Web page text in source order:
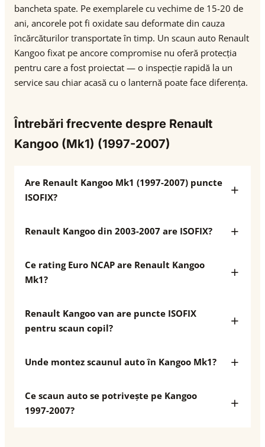
bancheta spate. Pe exemplarele cu vechime de 15-20 de
ani, ancorele pot fi oxidate sau deformate din cauza
încărcăturilor transportate în timp. Un scaun auto Renault
Kangoo fixat pe ancore compromise nu oferă protecția
pentru care a fost proiectat — o inspecție rapidă la un
service sau chiar acasă cu o lanternă poate face diferența.
Întrebări frecvente despre Renault
Kangoo (Mk1) (1997-2007)
Are Renault Kangoo Mk1 (1997-2007) puncte
ISOFIX?
Renault Kangoo din 2003-2007 are ISOFIX?
Ce rating Euro NCAP are Renault Kangoo
Mk1?
Renault Kangoo van are puncte ISOFIX
pentru scaun copil?
Unde montez scaunul auto în Kangoo Mk1?
Ce scaun auto se potrivește pe Kangoo
1997-2007?